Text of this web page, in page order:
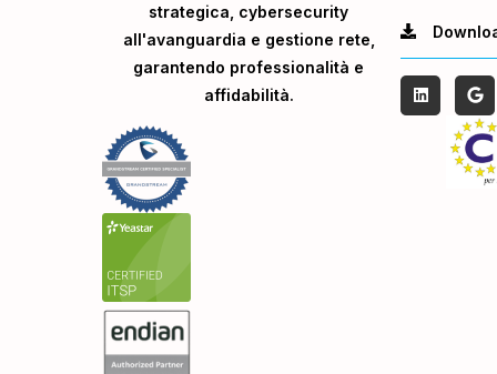
strategica, cybersecurity
all'avanguardia e gestione rete,
garantendo professionalità e
affidabilità.